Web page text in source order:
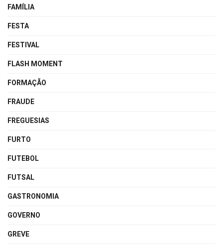
FAMÍLIA
FESTA
FESTIVAL
FLASH MOMENT
FORMAÇÃO
FRAUDE
FREGUESIAS
FURTO
FUTEBOL
FUTSAL
GASTRONOMIA
GOVERNO
GREVE